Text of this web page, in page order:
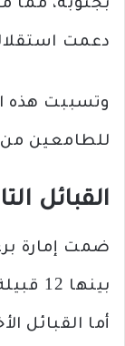
بجنوبه، مما
دعمت
وتسببت هذه
للطامعين من
القبائل
أما